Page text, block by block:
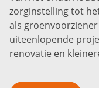
zorginstelling tot
als
uiteenlopende
renovatie en